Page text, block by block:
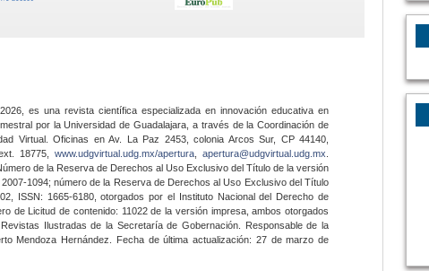
es una revista científica especializada en innovación educativa en
por la Universidad de Guadalajara, a través de la Coordinación de
Virtual. Oficinas en Av. La Paz 2453, colonia Arcos Sur, CP 44140,
ext. 18775,www.udgvirtual.udg.mx/apertura apertura@udgvirtual.udg.mx
de la Reserva de Derechos al Uso Exclusivo del Título de la versión
1094; número de la Reserva de Derechos al Uso Exclusivo del Título
ISSN: 1665-6180, otorgados por el Instituto Nacional del Derecho de
de Licitud de contenido: 11022 de la versión impresa, ambos otorgados
Ilustradas de la Secretaría de Gobernación. Responsable de la
Mendoza Hernández. Fecha de última actualización: 27 de marzo de